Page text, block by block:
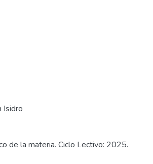
Isidro
de la materia. Ciclo Lectivo: 2025.